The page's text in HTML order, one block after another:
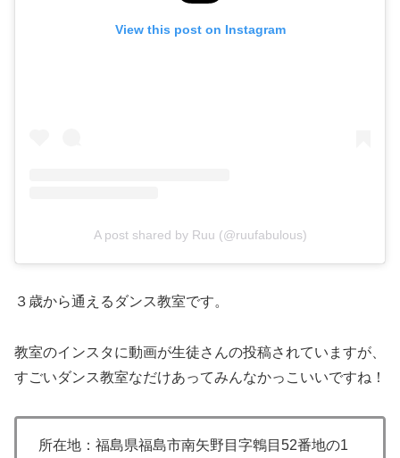
View this post on Instagram
A post shared by Ruu (@ruufabulous)
３歳から通えるダンス教室です。
教室のインスタに動画が生徒さんの投稿されていますが、
すごいダンス教室なだけあってみんなかっこいいですね！
所在地：福島県福島市南矢野目字鵯目52番地の1